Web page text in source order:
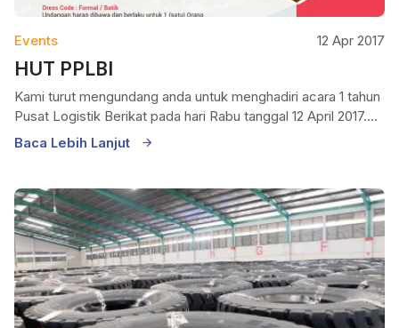
Events 12 Apr 2017
HUT PPLBI
Kami turut mengundang anda untuk menghadiri acara 1 tahun
Pusat Logistik Berikat pada hari Rabu tanggal 12 April 2017....
Baca Lebih Lanjut